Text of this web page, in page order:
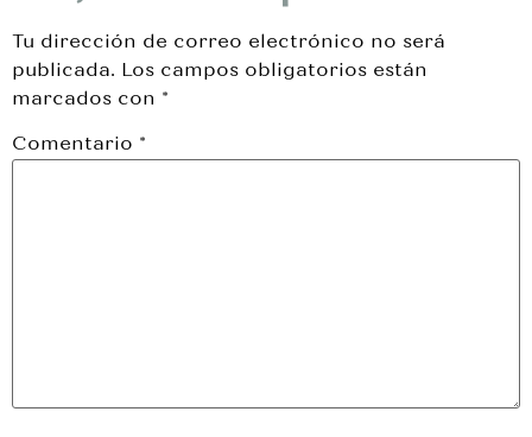
Tu dirección de correo electrónico no será
publicada. Los campos obligatorios están
marcados con *
Comentario *